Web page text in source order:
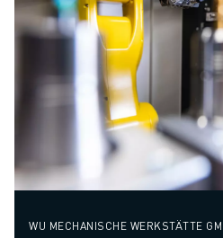
WU MECHANISCHE WERKSTÄTTE